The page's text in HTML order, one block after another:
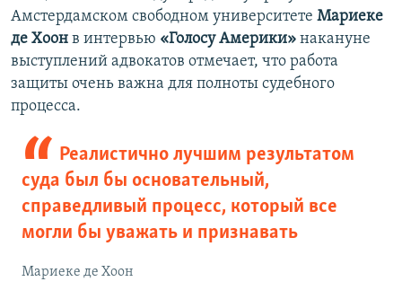
Амстердамском свободном университете Мариеке
де Хоон в интервью «Голосу Америки» накануне
выступлений адвокатов отмечает, что работа
защиты очень важна для полноты судебного
процесса.
Реалистично лучшим результатом
суда был бы основательный,
справедливый процесс, который все
могли бы уважать и признавать
Мариеке де Хоон